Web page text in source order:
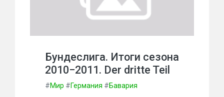
Бундеслига. Итоги сезона
2010−2011. Der dritte Teil
#Мир #Германия #Бавария